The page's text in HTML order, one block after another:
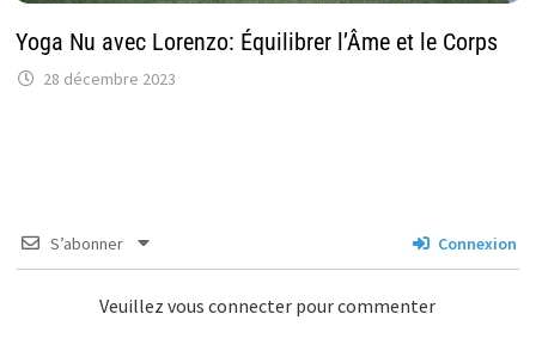
Yoga Nu avec Lorenzo: Équilibrer l’Âme et le Corps
28 décembre 2023
S’abonner Connexion
Veuillez vous connecter pour commenter